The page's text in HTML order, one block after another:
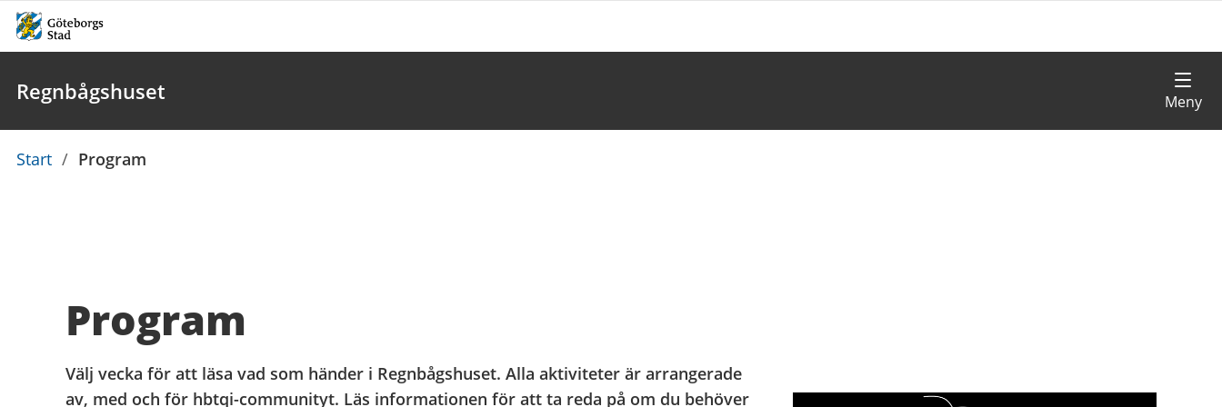
Regnbågshuset
Du
Start / Program
Program
Välj vecka för att läsa vad som händer i Regnbågshuset. Alla aktiviteter är arrangerade
av, med och för hbtqi-communityt. Läs informationen för att ta reda på om du behöver